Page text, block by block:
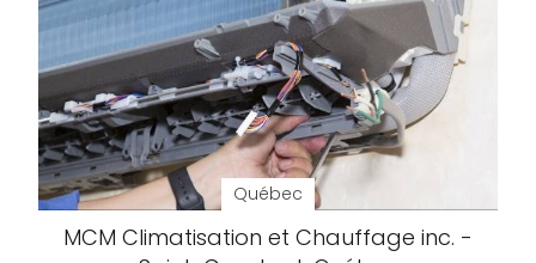
Québec
MCM Climatisation et Chauffage inc. -